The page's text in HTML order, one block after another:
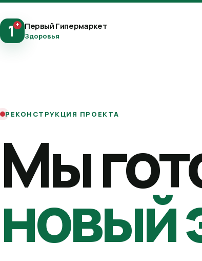
1+ Первый Гипермаркет
Здоровья
РЕКОНСТРУКЦИЯ ПРОЕКТА
Мы
новый